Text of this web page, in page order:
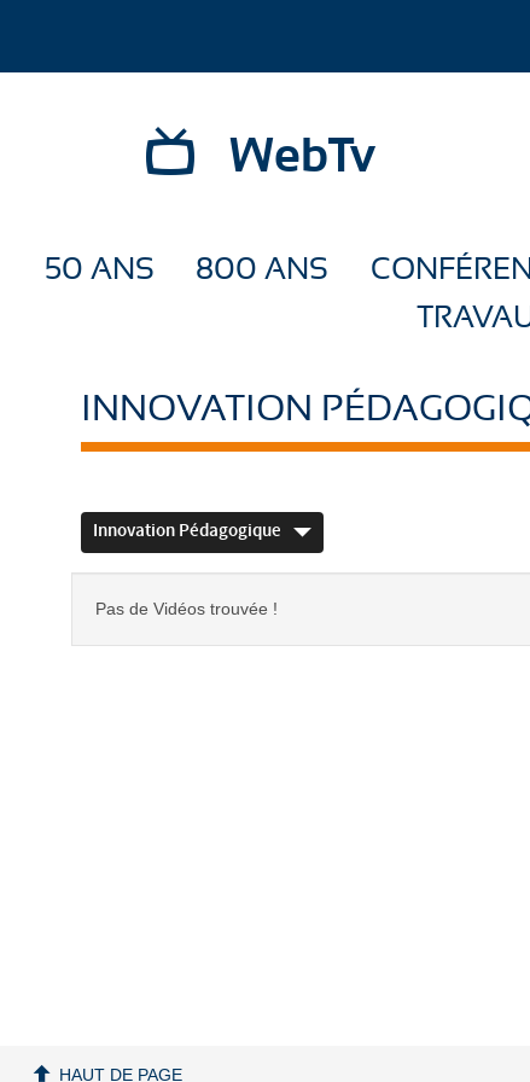
WebTv
50 ANS 800 ANS
INNOVATION
Innovation Pédagogique
Pas de Vidéos trouvée !
HAUT DE PAGE